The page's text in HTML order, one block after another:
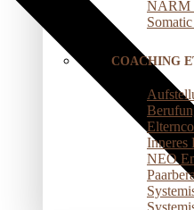
NARM
COACHING
Inneres
NEO